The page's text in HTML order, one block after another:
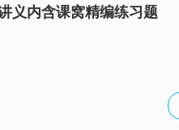
义内含课窝精编练习题